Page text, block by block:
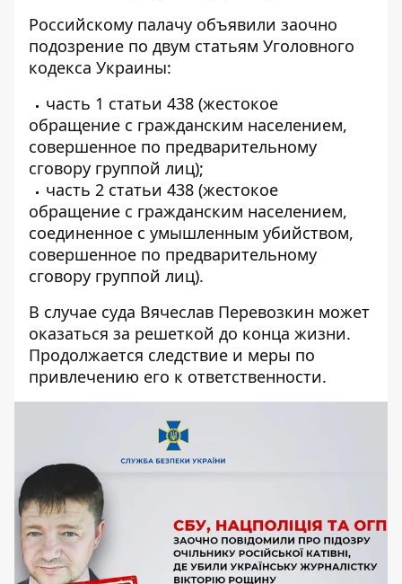
Российскому палачу объявили заочно
подозрение по двум статьям Уголовного
кодекса Украины:
часть 1 статьи 438 (жестокое
обращение с гражданским населением,
совершенное по предварительному
сговору группой лиц);
часть 2 статьи 438 (жестокое
обращение с гражданским населением,
соединенное с умышленным убийством,
совершенное по предварительному
сговору группой лиц).
В случае суда Вячеслав Перевозкин может
оказаться за решеткой до конца жизни.
Продолжается следствие и меры по
привлечению его к ответственности.